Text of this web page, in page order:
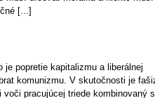
[...]
popretie kapitalizmu a liberálnej
komunizmu. V skutočnosti je
pracujúcej triede kombinovaný s